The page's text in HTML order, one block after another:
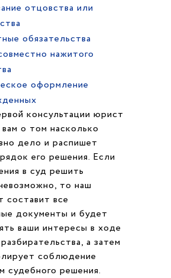
отцовства или
обязательства
нажитого
оформление
консультации юрист
о том насколько
дело и распишет
его решения. Если
в суд решить
то наш
составит все
документы и будет
ваши интересы в ходе
а затем
соблюдение
судебного решения.